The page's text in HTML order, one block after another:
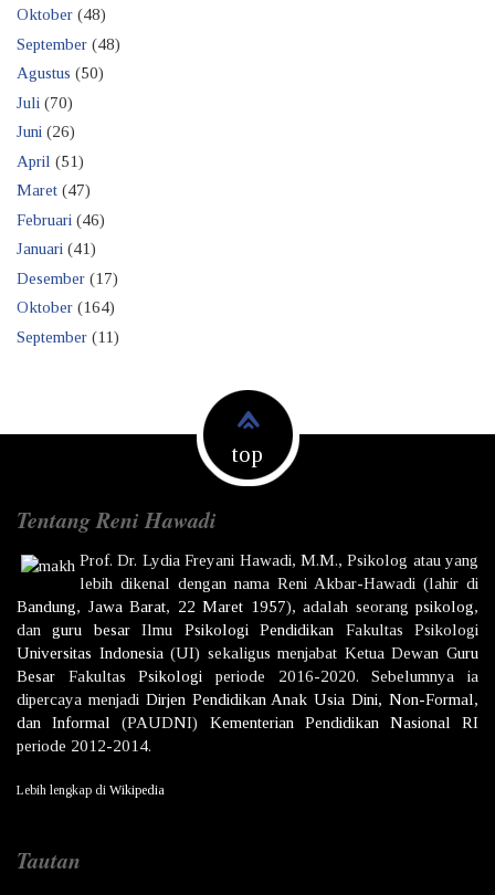
Oktober (48)
September (48)
Agustus (50)
Juli (70)
Juni (26)
April (51)
Maret (47)
Februari (46)
Januari (41)
Desember (17)
Oktober (164)
September (11)
top
Tentang Reni Hawadi
Prof. Dr. Lydia Freyani Hawadi, M.M., Psikolog atau yang
lebih dikenal dengan nama Reni Akbar-Hawadi (lahir di
Bandung, Jawa Barat, 22 Maret 1957), adalah seorang psikolog,
danguru besarIlmu Psikologi Pendidikan Fakultas Psikologi
Universitas Indonesia(UI) sekaligus menjabat Ketua DewanGuru
Besar FakultasPsikologi periode 2016-2020. Sebelumnya ia
dipercaya menjadi Dirjen Pendidikan Anak Usia Dini, Non-Formal,
dan Informal (PAUDNI) Kementerian Pendidikan Nasional
RI
periode 2012-2014.
Lebih lengkap di Wikipedia
Tautan